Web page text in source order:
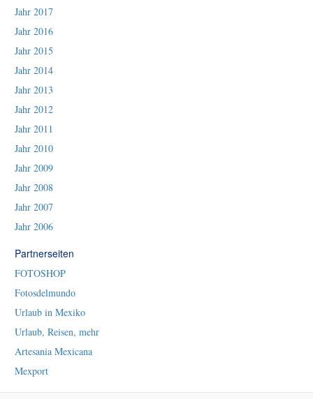
Jahr 2017
Jahr 2016
Jahr 2015
Jahr 2014
Jahr 2013
Jahr 2012
Jahr 2011
Jahr 2010
Jahr 2009
Jahr 2008
Jahr 2007
Jahr 2006
Partnerseiten
FOTOSHOP
Fotosdelmundo
Urlaub in Mexiko
Urlaub, Reisen, mehr
Artesania Mexicana
Mexport